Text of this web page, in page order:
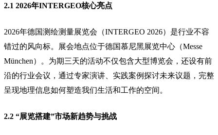
2.1 2026年INTERGEO核心亮点
2026年德国测绘测量展览会（INTERGEO 2026）是行业不容
错过的风向标。展会地点位于德国慕尼黑展览中心（Messe
München）。为期三天的活动不仅包含大型博览会，还设有前
沿的行业会议，通过专家演讲、实践案例探讨未来议题，完整
呈现地理信息如何塑造我们生活和工作的空间。
2.2 “展览搭建”市场新趋势与挑战